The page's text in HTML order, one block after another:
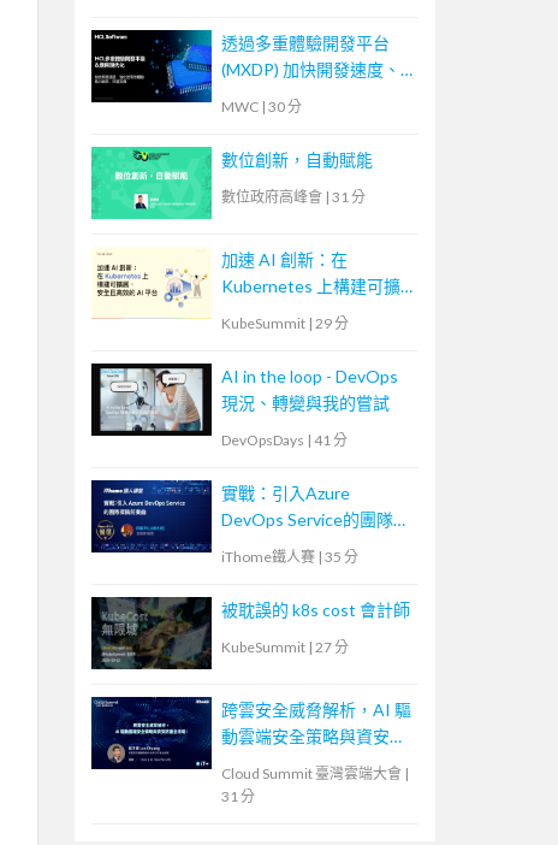
透過多重體驗開發平台
(MXDP) 加快開發速度、
強化使用者體驗
MWC | 30 分
數位創新，自動賦能
數位政府高峰會 | 31 分
加速 AI 創新：在
Kubernetes 上構建可擴
展、安全且高效的 AI 平
KubeSummit | 29 分
AI in the loop - DevOps
現況、轉變與我的嘗試
DevOpsDays | 41 分
實戰：引入Azure
DevOps Service的團隊探
險前奏曲
iThome鐵人賽 | 35 分
被耽誤的 k8s cost 會計師
KubeSummit | 27 分
跨雲安全威脅解析，AI 驅
動雲端安全策略與資安防
Cloud Summit 臺灣雲端大會 |
31 分